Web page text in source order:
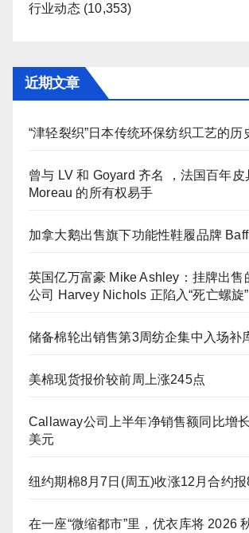
行业动态(10,353)
近期文章
“津轻裂织”日本传统环保纺织工艺的历
曾与 LV 和 Goyard 齐名 ，法国百年皮
Moreau 的所有权易手
加拿大鹅出售旗下功能性鞋履品牌
英国亿万富豪 Mike Ashley：挂牌出售
公司 Harvey Nichols 正陷入“死亡螺旋”
储备棉轮出销售第3周纺企集中入场补
美棉现货报价较前周上涨245点
Callaway公司上半年净销售额同比增
美元
纽约期棉8月7日(周五)收涨12月合约
在一座“微缩都市”里，优衣库将 2026